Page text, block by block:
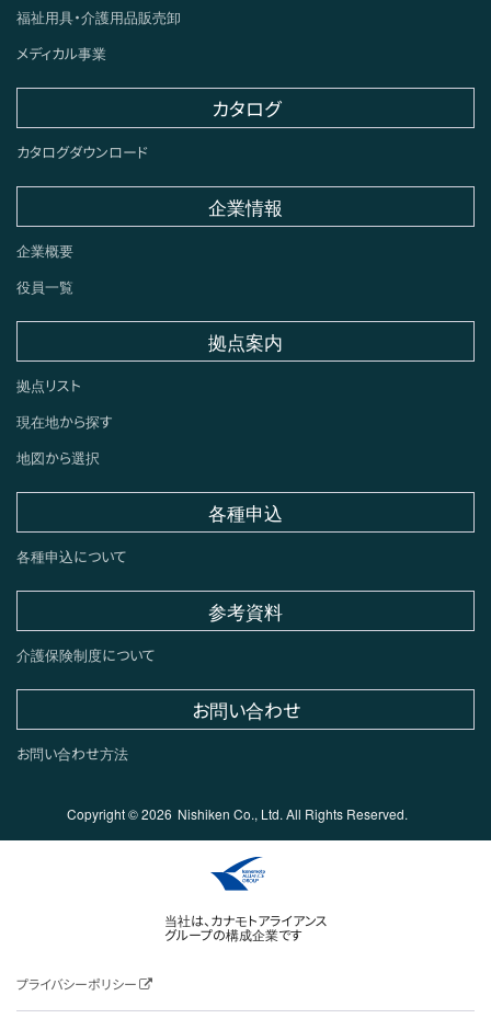
福祉用具・介護用品販売卸
メディカル事業
カタログ
カタログダウンロード
企業情報
企業概要
役員一覧
拠点案内
拠点リスト
現在地から探す
地図から選択
各種申込
各種申込について
参考資料
介護保険制度について
お問い合わせ
お問い合わせ方法
Copyright ©2026 Nishiken Co., Ltd. All Rights Reserved.
当社は、カナモトアライアンス
グループの構成企業です
プライバシーポリシー